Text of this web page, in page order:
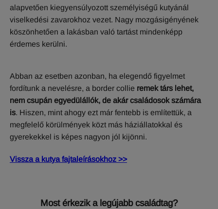
alapvetően kiegyensúlyozott személyiségű kutyánál
viselkedési zavarokhoz vezet. Nagy mozgásigényének
köszönhetően a lakásban való tartást mindenképp
érdemes kerülni.
Abban az esetben azonban, ha elegendő figyelmet
fordítunk a nevelésre, a border collie remek társ lehet,
nem csupán egyedülállók, de akár családosok számára
is. Hiszen, mint ahogy ezt már fentebb is említettük, a
megfelelő körülmények közt más háziállatokkal és
gyerekekkel is képes nagyon jól kijönni.
Vissza a kutya fajtaleírásokhoz >>
Most érkezik a legújabb családtag?